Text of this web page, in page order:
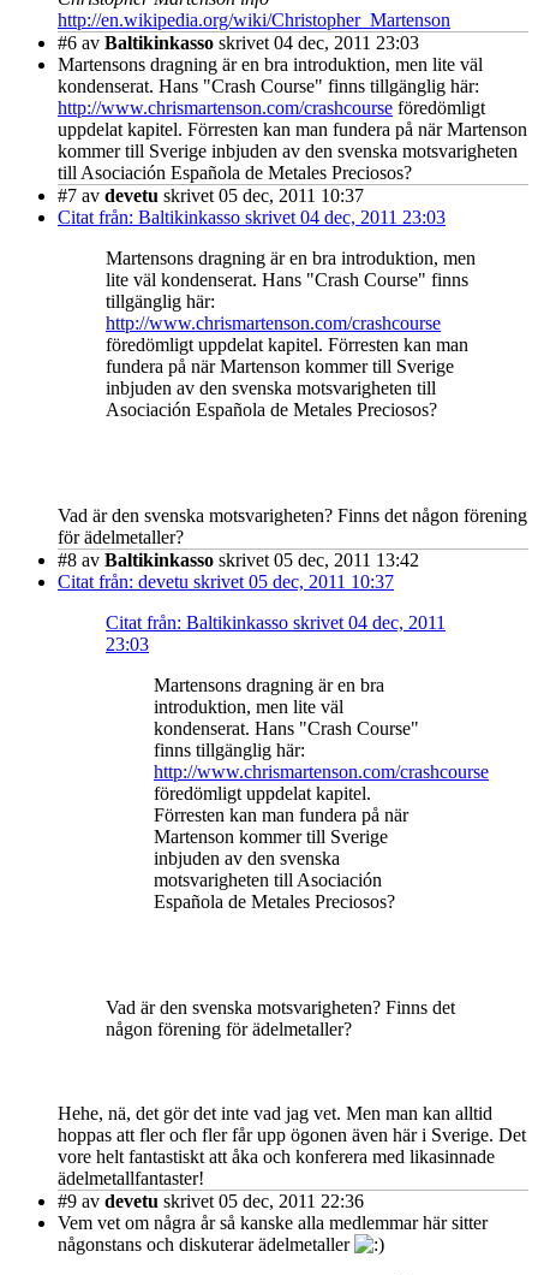
http://en.wikipedia.org/wiki/Christopher_Martenson
#6 av Baltikinkasso skrivet 04 dec, 2011 23:03
Martensons dragning är en bra introduktion, men lite väl
kondenserat. Hans "Crash Course" finns tillgänglig här:
http://www.chrismartenson.com/crashcourse föredömligt
uppdelat kapitel. Förresten kan man fundera på när Martenson
kommer till Sverige inbjuden av den svenska motsvarigheten
till Asociación Española de Metales Preciosos?
#7 av devetu skrivet 05 dec, 2011 10:37
Citat från: Baltikinkasso skrivet 04 dec, 2011 23:03
Martensons dragning är en bra introduktion, men
lite väl kondenserat. Hans "Crash Course" finns
tillgänglig här:
http://www.chrismartenson.com/crashcourse
föredömligt uppdelat kapitel. Förresten kan man
fundera på när Martenson kommer till Sverige
inbjuden av den svenska motsvarigheten till
Asociación Española de Metales Preciosos?
Vad är den svenska motsvarigheten? Finns det någon förening
för ädelmetaller?
#8 av Baltikinkasso skrivet 05 dec, 2011 13:42
Citat från: devetu skrivet 05 dec, 2011 10:37
Citat från: Baltikinkasso skrivet 04 dec, 2011
23:03
Martensons dragning är en bra
introduktion, men lite väl
kondenserat. Hans "Crash Course"
finns tillgänglig här:
http://www.chrismartenson.com/crashcourse
föredömligt uppdelat kapitel.
Förresten kan man fundera på när
Martenson kommer till Sverige
inbjuden av den svenska
motsvarigheten till Asociación
Española de Metales Preciosos?
Vad är den svenska motsvarigheten? Finns det
någon förening för ädelmetaller?
Hehe, nä, det gör det inte vad jag vet. Men man kan alltid
hoppas att fler och fler får upp ögonen även här i Sverige. Det
vore helt fantastiskt att åka och konferera med likasinnade
ädelmetallfantaster!
#9 av devetu skrivet 05 dec, 2011 22:36
Vem vet om några år så kanske alla medlemmar här sitter
någonstans och diskuterar ädelmetaller